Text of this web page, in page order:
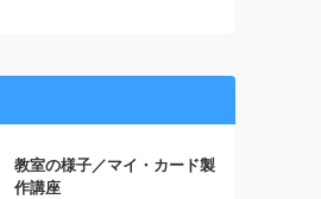
教室の様子／マイ・カード製
作講座